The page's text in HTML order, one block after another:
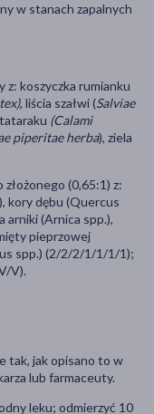
w stanach zapalnych
z: koszyczka rumianku
, liścia szałwi (Salviae
(Calami
piperitae herba), ziela
(0,65:1) z:
kory dębu (Quercus
arniki (Arnica spp.),
pieprzowej
spp.) (2/2/2/1/1/1/1);
V).
tak, jak opisano to w
lub farmaceuty.
leku; odmierzyć 10